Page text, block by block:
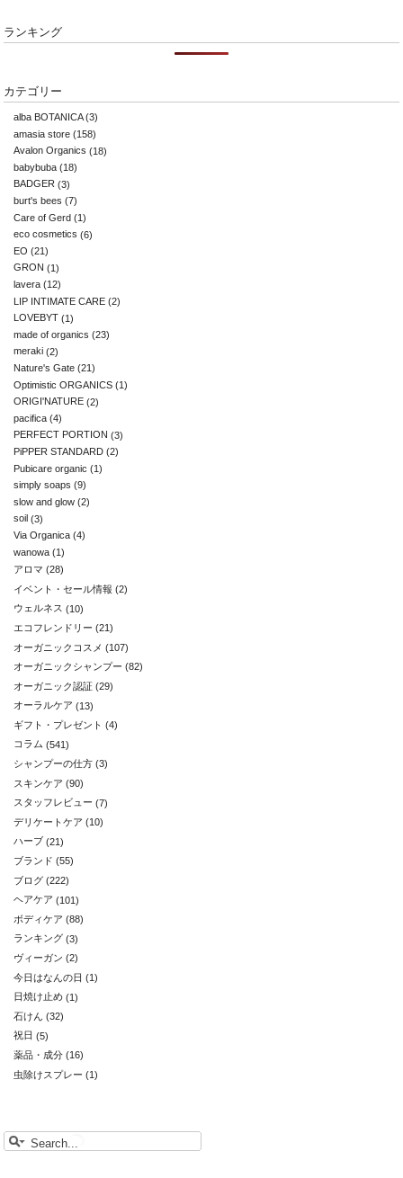
ランキング
カテゴリー
alba BOTANICA(3)
amasia store (158)
Avalon Organics (18)
babybuba (18)
BADGER (3)
burt's bees (7)
Care of Gerd (1)
eco cosmetics (6)
EO (21)
GRON (1)
lavera (12)
LIP INTIMATE CARE (2)
LOVEBYT (1)
made of organics (23)
meraki (2)
Nature's Gate (21)
Optimistic ORGANICS (1)
ORIGI'NATURE (2)
pacifica (4)
PERFECT PORTION (3)
PiPPER STANDARD (2)
Pubicare organic (1)
simply soaps (9)
slow and glow (2)
soil (3)
Via Organica (4)
wanowa (1)
アロマ (28)
イベント・セール情報 (2)
ウェルネス (10)
エコフレンドリー (21)
オーガニックコスメ (107)
オーガニックシャンプー (82)
オーガニック認証 (29)
オーラルケア (13)
ギフト・プレゼント (4)
コラム (541)
シャンプーの仕方 (3)
スキンケア (90)
スタッフレビュー (7)
デリケートケア (10)
ハーブ (21)
ブランド (55)
ブログ (222)
ヘアケア (101)
ボディケア (88)
ランキング (3)
ヴィーガン (2)
今日はなんの日 (1)
日焼け止め (1)
石けん (32)
祝日 (5)
薬品・成分 (16)
虫除けスプレー (1)